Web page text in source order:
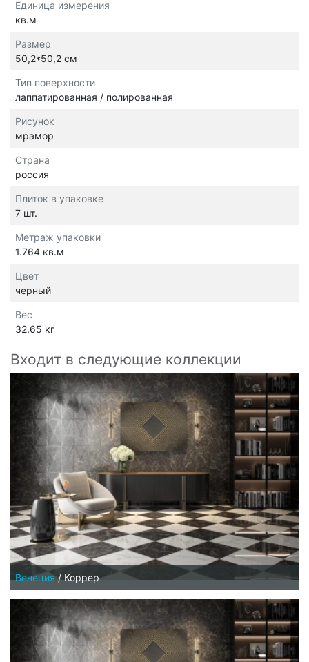
Единица измерения
кв.м
Размер
50,2*50,2 см
Тип поверхности
лаппатированная / полированная
Рисунок
мрамор
Страна
россия
Плиток в упаковке
7 шт.
Метраж упаковки
1.764 кв.м
Цвет
черный
Вес
32.65 кг
Входит в следующие коллекции
Венеция / Коррер